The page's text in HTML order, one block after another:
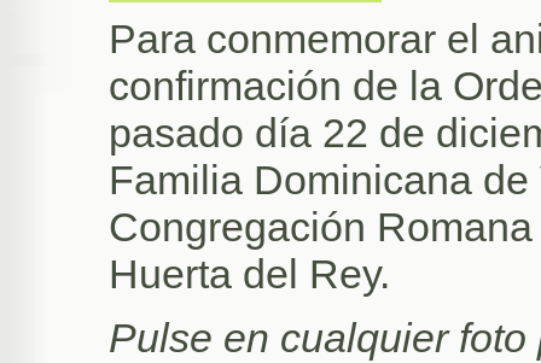
Para conmemorar el
confirmación de la
pasado día 22 de
Familia Dominicana
Congregación
Huerta del Rey.
Pulse en cualquier